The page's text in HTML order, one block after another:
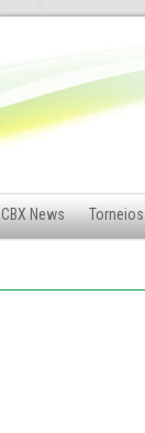
CBX News Torneios